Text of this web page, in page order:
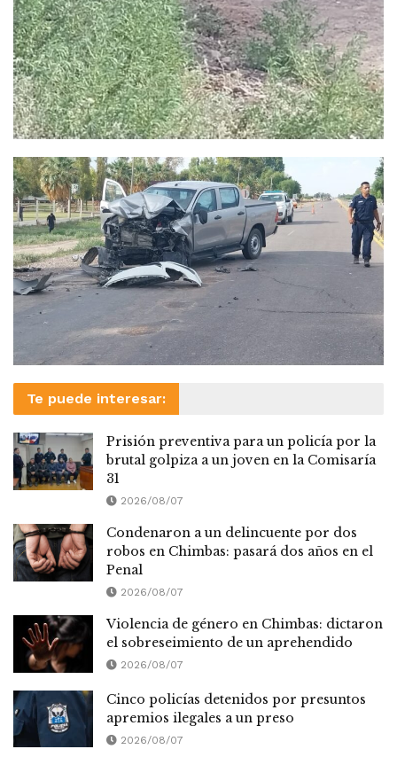
Te puede interesar:
Prisión preventiva para un policía por la
brutal golpiza a un joven en la Comisaría
31
2026/08/07
Condenaron a un delincuente por dos
robos en Chimbas: pasará dos años en el
Penal
2026/08/07
Violencia de género en Chimbas: dictaron
el sobreseimiento de un aprehendido
2026/08/07
Cinco policías detenidos por presuntos
apremios ilegales a un preso
2026/08/07